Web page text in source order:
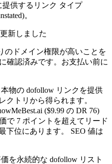
供するリンク タイプ
。
新しました
のドメイン権限が高いことを
確認済みです。お支払い前に
物の dofollow リンクを提供
クトリから得られます。
($9.99 の DR 76)
で 7 ポイントを超えてリード
下位にあります。 SEO 値は
を永続的な dofollow リスト